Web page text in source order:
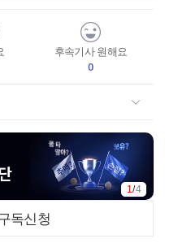
후속기사 원해요
0
1 /4
독신청